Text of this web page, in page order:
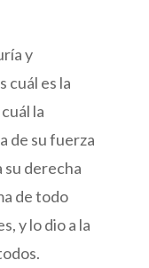
y
cuál es la
la
de su fuerza
su derecha
de todo
y lo dio a la